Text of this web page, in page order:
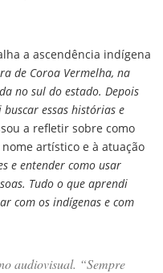
a ascendência indígena
de Coroa Vermelha, na
no sul do estado. Depois
buscar essas histórias e
a refletir sobre como
artístico e à atuação
e entender como usar
Tudo o que aprendi
com os indígenas e com
audiovisual. “Sempre